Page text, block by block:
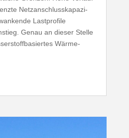
Netz­an­schluss­ka­pa­zi­
Last­profile
Genau an dieser Stelle
Wärme­